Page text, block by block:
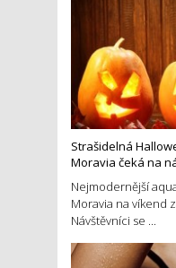
Strašidelná
Moravia čeká na
Nejmodernější
Moravia na víkend
Návštěvníci se ...